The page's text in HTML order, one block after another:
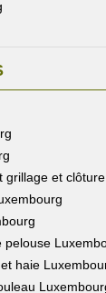
grillage et
pelouse
haie